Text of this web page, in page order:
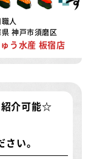
人
県 神戸市須磨区
う水産 板宿店
紹介可能☆
さい。